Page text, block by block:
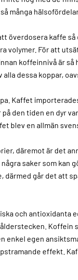
många
överdosera kaffe
volymer. För att
koffeinnivå är
dessa koppar,
Kaffet
den tiden en dyr
blev en allmän
däremot är det
saker som kan
går det att
och antioxidanta
Koffein
enkel egen
effekt.